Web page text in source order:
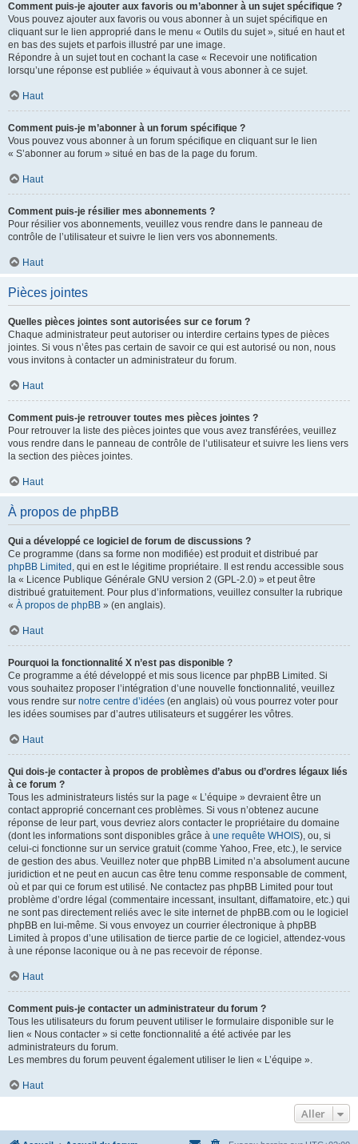
Comment puis-je ajouter aux favoris ou m’abonner à un sujet spécifique ?
Vous pouvez ajouter aux favoris ou vous abonner à un sujet spécifique en
cliquant sur le lien approprié dans le menu « Outils du sujet », situé en haut et
en bas des sujets et parfois illustré par une image.
Répondre à un sujet tout en cochant la case « Recevoir une notification
lorsqu’une réponse est publiée » équivaut à vous abonner à ce sujet.
Haut
Comment puis-je m’abonner à un forum spécifique ?
Vous pouvez vous abonner à un forum spécifique en cliquant sur le lien
« S’abonner au forum » situé en bas de la page du forum.
Haut
Comment puis-je résilier mes abonnements ?
Pour résilier vos abonnements, veuillez vous rendre dans le panneau de
contrôle de l’utilisateur et suivre le lien vers vos abonnements.
Haut
Pièces jointes
Quelles pièces jointes sont autorisées sur ce forum ?
Chaque administrateur peut autoriser ou interdire certains types de pièces
jointes. Si vous n’êtes pas certain de savoir ce qui est autorisé ou non, nous
vous invitons à contacter un administrateur du forum.
Haut
Comment puis-je retrouver toutes mes pièces jointes ?
Pour retrouver la liste des pièces jointes que vous avez transférées, veuillez
vous rendre dans le panneau de contrôle de l’utilisateur et suivre les liens vers
la section des pièces jointes.
Haut
À propos de phpBB
Qui a développé ce logiciel de forum de discussions ?
Ce programme (dans sa forme non modifiée) est produit et distribué par
phpBB Limited , qui en est le légitime propriétaire. Il est rendu accessible sous
la « Licence Publique Générale GNU version 2 (GPL-2.0) » et peut être
distribué gratuitement. Pour plus d’informations, veuillez consulter la rubrique
« À propos de phpBB » (en anglais).
Haut
Pourquoi la fonctionnalité X n’est pas disponible ?
Ce programme a été développé et mis sous licence par phpBB Limited. Si
vous souhaitez proposer l’intégration d’une nouvelle fonctionnalité, veuillez
vous rendre sur notre centre d’idées (en anglais) où vous pourrez voter pour
les idées soumises par d’autres utilisateurs et suggérer les vôtres.
Haut
Qui dois-je contacter à propos de problèmes d’abus ou d’ordres légaux liés
à ce forum ?
Tous les administrateurs listés sur la page « L’équipe » devraient être un
contact approprié concernant ces problèmes. Si vous n’obtenez aucune
réponse de leur part, vous devriez alors contacter le propriétaire du domaine
(dont les informations sont disponibles grâce à une requête WHOIS), ou, si
celui-ci fonctionne sur un service gratuit (comme Yahoo, Free, etc.), le service
de gestion des abus. Veuillez noter que phpBB Limited n’a absolument aucune
juridiction et ne peut en aucun cas être tenu comme responsable de comment,
où et par qui ce forum est utilisé. Ne contactez pas phpBB Limited pour tout
problème d’ordre légal (commentaire incessant, insultant, diffamatoire, etc.) qui
ne sont pas directement reliés avec le site internet de phpBB.com ou le logiciel
phpBB en lui-même. Si vous envoyez un courrier électronique à phpBB
Limited à propos d’une utilisation de tierce partie de ce logiciel, attendez-vous
à une réponse laconique ou à ne pas recevoir de réponse.
Haut
Comment puis-je contacter un administrateur du forum ?
Tous les utilisateurs du forum peuvent utiliser le formulaire disponible sur le
lien « Nous contacter » si cette fonctionnalité a été activée par les
administrateurs du forum.
Les membres du forum peuvent également utiliser le lien « L’équipe ».
Haut
Aller